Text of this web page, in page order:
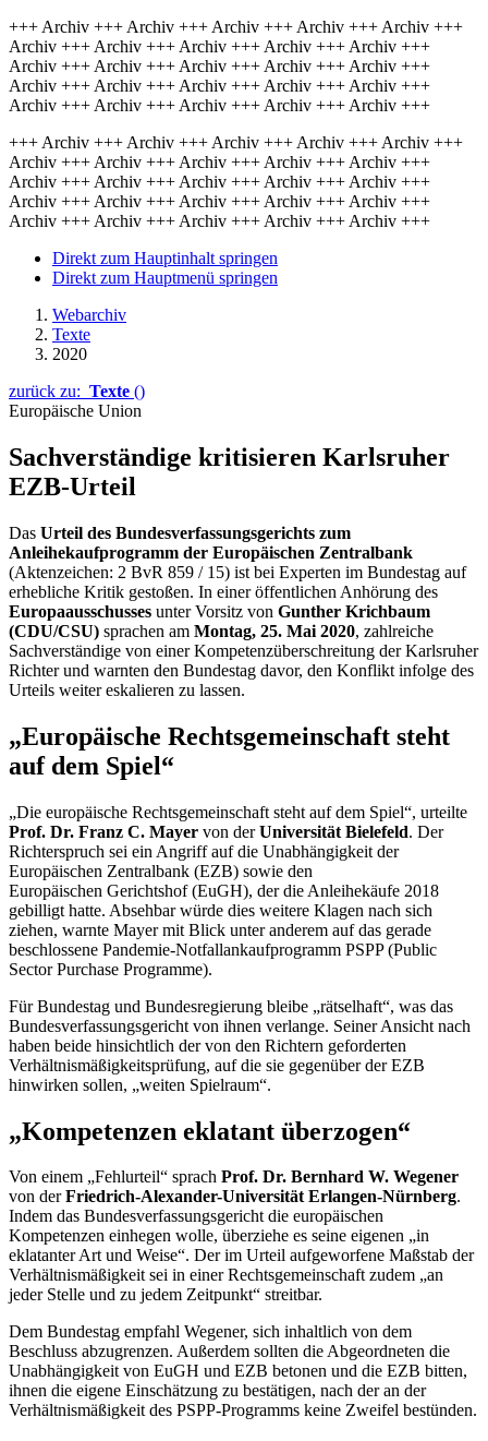
+++ Archiv +++ Archiv +++ Archiv +++ Archiv +++ Archiv +++
Archiv +++ Archiv +++ Archiv +++ Archiv +++ Archiv +++
Archiv +++ Archiv +++ Archiv +++ Archiv +++ Archiv +++
Archiv +++ Archiv +++ Archiv +++ Archiv +++ Archiv +++
Archiv +++ Archiv +++ Archiv +++ Archiv +++ Archiv +++
+++ Archiv +++ Archiv +++ Archiv +++ Archiv +++ Archiv +++
Archiv +++ Archiv +++ Archiv +++ Archiv +++ Archiv +++
Archiv +++ Archiv +++ Archiv +++ Archiv +++ Archiv +++
Archiv +++ Archiv +++ Archiv +++ Archiv +++ Archiv +++
Archiv +++ Archiv +++ Archiv +++ Archiv +++ Archiv +++
Direkt zum Hauptinhalt springen
Direkt zum Hauptmenü springen
Webarchiv
Texte
2020
zurück zu: Texte ()
Europäische Union
Sachverständige kritisieren Karls­ruher
EZB-Urteil
Das Urteil des Bundesverfassungsgerichts zum
Anleihekaufprogramm der Europäischen Zentralbank
(Aktenzeichen: 2 BvR 859 / 15) ist bei Experten im Bundestag auf
erhebliche Kritik gestoßen. In einer öffentlichen Anhörung des
Europaausschusses unter Vorsitz von Gunther Krichbaum
(CDU/CSU) sprachen am Montag, 25. Mai 2020, zahlreiche
Sachverständige von einer Kompetenzüberschreitung der Karlsruher
Richter und warnten den Bundestag davor, den Konflikt infolge des
Urteils weiter eskalieren zu lassen.
„Europäische Rechtsgemeinschaft steht
auf dem Spiel“
„Die europäische Rechtsgemeinschaft steht auf dem Spiel“, urteilte
Prof. Dr. Franz C. Mayer von derUniversität Bielefeld. Der
Richterspruch sei ein Angriff auf die Unabhängigkeit der
Europäischen Zentralbank (EZB) sowie den
Europäischen Gerichtshof (EuGH), der die Anleihekäufe 2018
gebilligt hatte. Absehbar würde dies weitere Klagen nach sich
ziehen, warnte Mayer mit Blick unter anderem auf das gerade
beschlossene Pandemie-Notfallankaufprogramm PSPP (Public
Sector Purchase Programme).
Für Bundestag und Bundesregierung bleibe „rätselhaft“, was das
Bundesverfassungsgericht von ihnen verlange. Seiner Ansicht nach
haben beide hinsichtlich der von den Richtern geforderten
Verhältnismäßigkeitsprüfung, auf die sie gegenüber der EZB
hinwirken sollen, „weiten Spielraum“.
„Kompetenzen eklatant überzogen“
Von einem „Fehlurteil“ sprach Prof. Dr. Bernhard W. Wegener
von derFriedrich-Alexander-Universität Erlangen-Nürnberg.
Indem das Bundesverfassungsgericht die europäischen
Kompetenzen einhegen wolle, überziehe es seine eigenen „in
eklatanter Art und Weise“. Der im Urteil aufgeworfene Maßstab der
Verhältnismäßigkeit sei in einer Rechtsgemeinschaft zudem „an
jeder Stelle und zu jedem Zeitpunkt“ streitbar.
Dem Bundestag empfahl Wegener, sich inhaltlich von dem
Beschluss abzugrenzen. Außerdem sollten die Abgeordneten die
Unabhängigkeit von EuGH und EZB betonen und die EZB bitten,
ihnen die eigene Einschätzung zu bestätigen, nach der an der
Verhältnismäßigkeit des PSPP-Programms keine Zweifel bestünden.